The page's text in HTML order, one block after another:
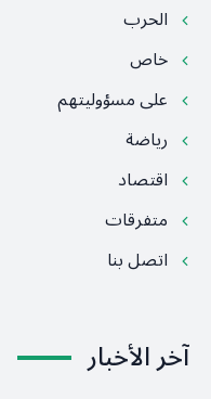
الحرب
خاص
على مسؤوليتهم
رياضة
اقتصاد
متفرقات
اتصل بنا
آخر الأخبار